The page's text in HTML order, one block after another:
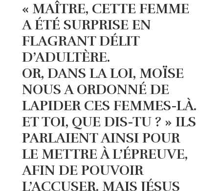
« MAÎTRE, CETTE FEMME
A ÉTÉ SURPRISE EN
FLAGRANT DÉLIT
D’ADULTÈRE.
OR, DANS LA LOI, MOÏSE
NOUS A ORDONNÉ DE
LAPIDER CES FEMMES-LÀ.
ET TOI, QUE DIS-TU ? » ILS
PARLAIENT AINSI POUR
LE METTRE À L’ÉPREUVE,
AFIN DE POUVOIR
L’ACCUSER. MAIS JÉSUS